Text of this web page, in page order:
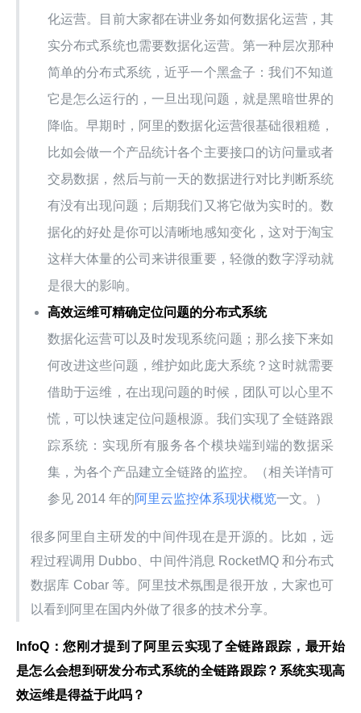
化运营。目前大家都在讲业务如何数据化运营，其
实分布式系统也需要数据化运营。第一种层次那种
简单的分布式系统，近乎一个黑盒子：我们不知道
它是怎么运行的，一旦出现问题，就是黑暗世界的
降临。早期时，阿里的数据化运营很基础很粗糙，
比如会做一个产品统计各个主要接口的访问量或者
交易数据，然后与前一天的数据进行对比判断系统
有没有出现问题；后期我们又将它做为实时的。数
据化的好处是你可以清晰地感知变化，这对于淘宝
这样大体量的公司来讲很重要，轻微的数字浮动就
是很大的影响。
高效运维可精确定位问题的分布式系统
数据化运营可以及时发现系统问题；那么接下来如
何改进这些问题，维护如此庞大系统？这时就需要
借助于运维，在出现问题的时候，团队可以心里不
慌，可以快速定位问题根源。我们实现了全链路跟
踪系统：实现所有服务各个模块端到端的数据采
集，为各个产品建立全链路的监控。（相关详情可
参见 2014 年的阿里云监控体系现状概览一文。）
很多阿里自主研发的中间件现在是开源的。比如，远
程过程调用 Dubbo、中间件消息 RocketMQ 和分布式
数据库 Cobar 等。阿里技术氛围是很开放，大家也可
以看到阿里在国内外做了很多的技术分享。
InfoQ：您刚才提到了阿里云实现了全链路跟踪，最开始
是怎么会想到研发分布式系统的全链路跟踪？系统实现高
效运维是得益于此吗？